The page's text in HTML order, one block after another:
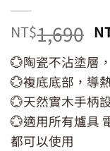
NT$1,690
始
價
💮陶瓷不沾塗層
💮複底底部，導
💮天然實木手柄
💮適用所有爐具
都可以使用